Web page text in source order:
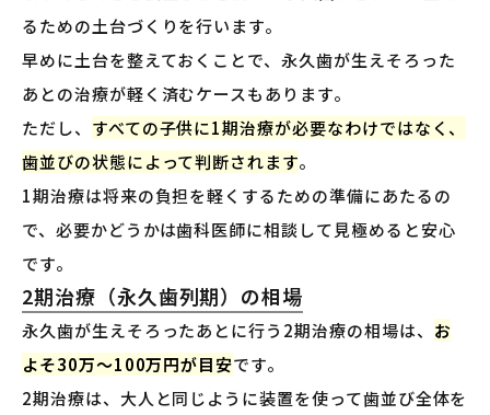
るための土台づくりを行います。
早めに土台を整えておくことで、永久歯が生えそろった
あとの治療が軽く済むケースもあります。
ただし、 すべての子供に1期治療が必要なわけではなく、
歯並びの状態によって判断されます。
1期治療は将来の負担を軽くするための準備にあたるの
で、必要かどうかは歯科医師に相談して見極めると安心
です。
2期治療（永久歯列期）の相場
永久歯が生えそろったあとに行う2期治療の相場は、 お
よそ30万〜100万円が目安です。
2期治療は、大人と同じように装置を使って歯並び全体を